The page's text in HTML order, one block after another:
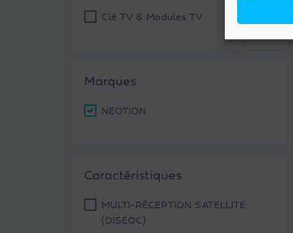
Clé TV & Modules TV
Marques
NEOTION
Caractéristiques
MULTI-RÉCEPTION SATELLITE
(DISEQC)